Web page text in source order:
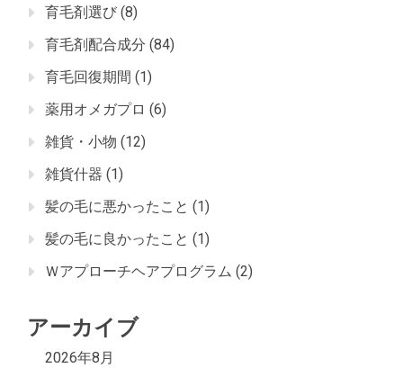
育毛剤選び (8)
育毛剤配合成分 (84)
育毛回復期間 (1)
薬用オメガプロ (6)
雑貨・小物 (12)
雑貨什器 (1)
髪の毛に悪かったこと (1)
髪の毛に良かったこと (1)
Ｗアプローチヘアプログラム (2)
アーカイブ
2026年8月